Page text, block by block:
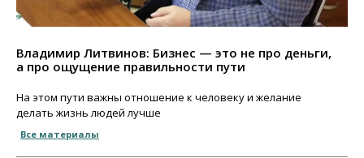
Владимир Литвинов: Бизнес — это не про деньги,
а про ощущение правильности пути
На этом пути важны отношение к человеку и желание
делать жизнь людей лучше
Все материалы